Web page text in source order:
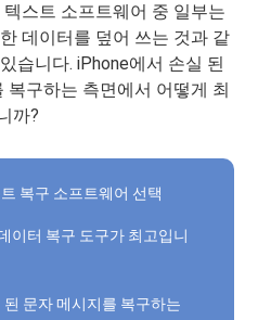
스트 소프트웨어 중 일부는
데이터를 덮어 쓰는 것과 같
습니다. iPhone에서 손실 된
복구하는 측면에서 어떻게 최
까?
복구 소프트웨어 선택
이터 복구 도구가 최고입니
문자 메시지를 복구하는